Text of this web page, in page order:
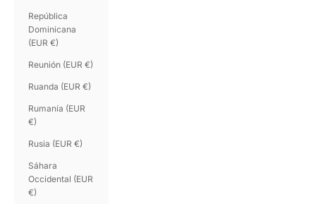
República
Dominicana
(EUR €)
Reunión (EUR €)
Ruanda (EUR €)
Rumanía (EUR
€)
Rusia (EUR €)
Sáhara
Occidental (EUR
€)